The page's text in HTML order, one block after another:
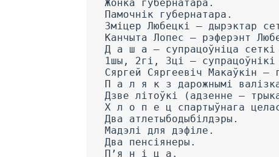
Жонка губернатара.
Памочнік губернатара.
Зміцер Любецкі — дырэктар
Канчыта Лопес — рэферэнт
Д а ш a — супрацоўніца сеткі
1шы, 2гі, 3ці — супрацоўнікі
Сяргей Сяргеевіч Макаўкін —
П а л я к з дарожнымі
Дзве літоўкі (адзенне —
X л о п е ц спартыўнага
Два атлетыбодыбілдэры.
Мадэлі для дэфіле.
Два пенсіянеры.
П’я н і ц а.